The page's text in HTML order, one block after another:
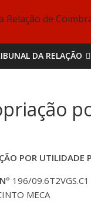
DA RELAÇÃO
POR UTILIDADE
196/09.6T2VGS.C1
MECA